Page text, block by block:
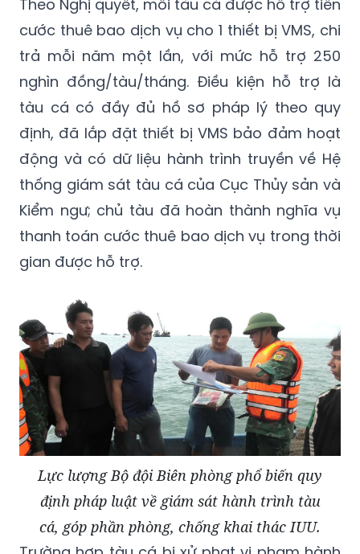
trả mỗi năm một lần, với mức hỗ trợ 250
nghìn đồng/tàu/tháng. Điều kiện hỗ trợ là
tàu cá có đầy đủ hồ sơ pháp lý theo quy
định, đã lắp đặt thiết bị VMS bảo đảm hoạt
động và có dữ liệu hành trình truyền về Hệ
thống giám sát tàu cá của Cục Thủy sản và
Kiểm ngư; chủ tàu đã hoàn thành nghĩa vụ
thanh toán cước thuê bao dịch vụ trong thời
gian được hỗ trợ.
Lực lượng Bộ đội Biên phòng phổ biến quy
định pháp luật về giám sát hành trình tàu
cá, góp phần phòng, chống khai thác IUU.
Trường hợp tàu cá bị xử phạt vi phạm hành
chính liên quan trực tiếp đến việc lắp đặt, sử